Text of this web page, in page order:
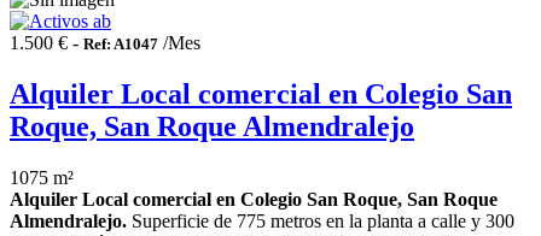
1.500 € - Ref: A1047 /Mes
Alquiler Local comercial en Colegio San
Roque, San Roque Almendralejo
1075 m²
Alquiler Local comercial en Colegio San Roque, San Roque
Almendralejo. Superficie de 775 metros en la planta a calle y 300